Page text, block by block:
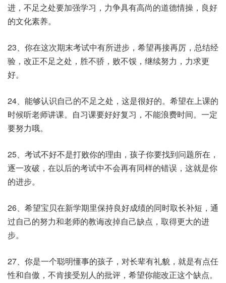
进，不足之处要加强学习，力争具有高尚的道德情操，良好
的文化素养。
23、你在这次期末考试中有所进步，希望再接再厉，总结经
验，改正不足之处，胜不骄，败不馁，继续努力，力求更
好。
24、能够认识自己的不足之处，这是很好的。希望在上课的
时候听老师讲课。自习课要好好复习，不能浪费时间。一定
要努力哦。
25、考试不好不是打败你的理由，孩子你要找到问题所在，
逐一攻破，在以后的考试中不会再有同样的错误，这就是你
的进步。
26、希望宝贝在新学期里保持良好成绩的同时取长补短，通
过自己的努力和老师的教诲改掉自己缺点，取得更大的进
步。
27、你是一个聪明懂事的孩子，对长辈有礼貌，就是有点任
性和自傲，不肯接受别人的批评，希望你能改正这个缺点。